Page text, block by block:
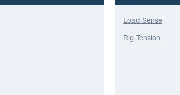
Load-Sense
Rig Tension